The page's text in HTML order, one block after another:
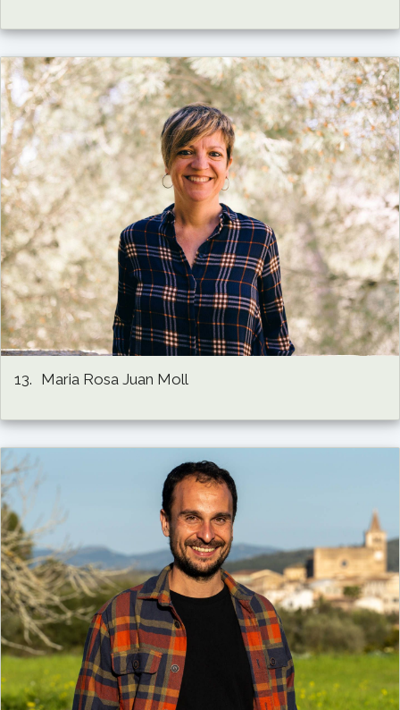
13. Maria Rosa Juan Moll